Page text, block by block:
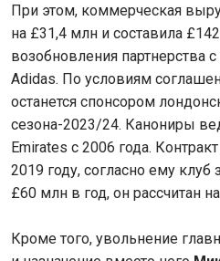
При этом, коммерческая
на £31,4 млн и составила
возобновления партнерства
Аdidas. По условиям
останется спонсором
сезона-2023/24. Канониры
Emirates с 2006 года.
2019 году, согласно ему клуб
£60 млн в год, он рассчитан
Кроме того, увольнение